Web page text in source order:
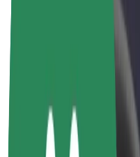
Bolt para empresas
Bolt Plus
Colabora con Bolt